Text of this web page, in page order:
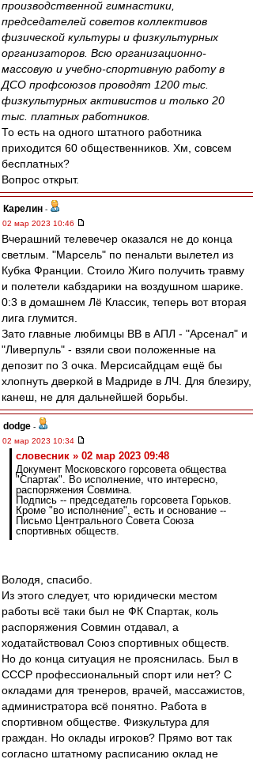
производственной гимнастики,
председателей советов коллективов
физической культуры и физкультурных
организаторов. Всю организационно-
массовую и учебно-спортивную работу в
ДСО профсоюзов проводят 1200 тыс.
физкультурных активистов и только 20
тыс. платных работников.
То есть на одного штатного работника
приходится 60 общественников. Хм, совсем
бесплатных?
Вопрос открыт.
Карелин -
02 мар 2023 10:46
Вчерашний телевечер оказался не до конца
светлым. "Марсель" по пенальти вылетел из
Кубка Франции. Стоило Жиго получить травму
и полетели кабздарики на воздушном шарике.
0:3 в домашнем Лё Классик, теперь вот вторая
лига глумится.
Зато главные любимцы ВВ в АПЛ - "Арсенал" и
"Ливерпуль" - взяли свои положенные на
депозит по 3 очка. Мерсисайдцам ещё бы
хлопнуть дверкой в Мадриде в ЛЧ. Для блезиру,
канеш, не для дальнейшей борьбы.
dodge -
02 мар 2023 10:34
словесник » 02 мар 2023 09:48
Документ Московского горсовета общества
"Спартак". Во исполнение, что интересно,
распоряжения Совмина.
Подпись -- председатель горсовета Горьков.
Кроме "во исполнение", есть и основание --
Письмо Центрального Совета Союза
спортивных обществ.
Володя, спасибо.
Из этого следует, что юридически местом
работы всё таки был не ФК Спартак, коль
распоряжения Совмин отдавал, а
ходатайствовал Союз спортивных обществ.
Но до конца ситуация не прояснилась. Был в
СССР профессиональный спорт или нет? С
окладами для тренеров, врачей, массажистов,
администратора всё понятно. Работа в
спортивном обществе. Физкультура для
граждан. Но оклады игроков? Прямо вот так
согласно штатному расписанию оклад не